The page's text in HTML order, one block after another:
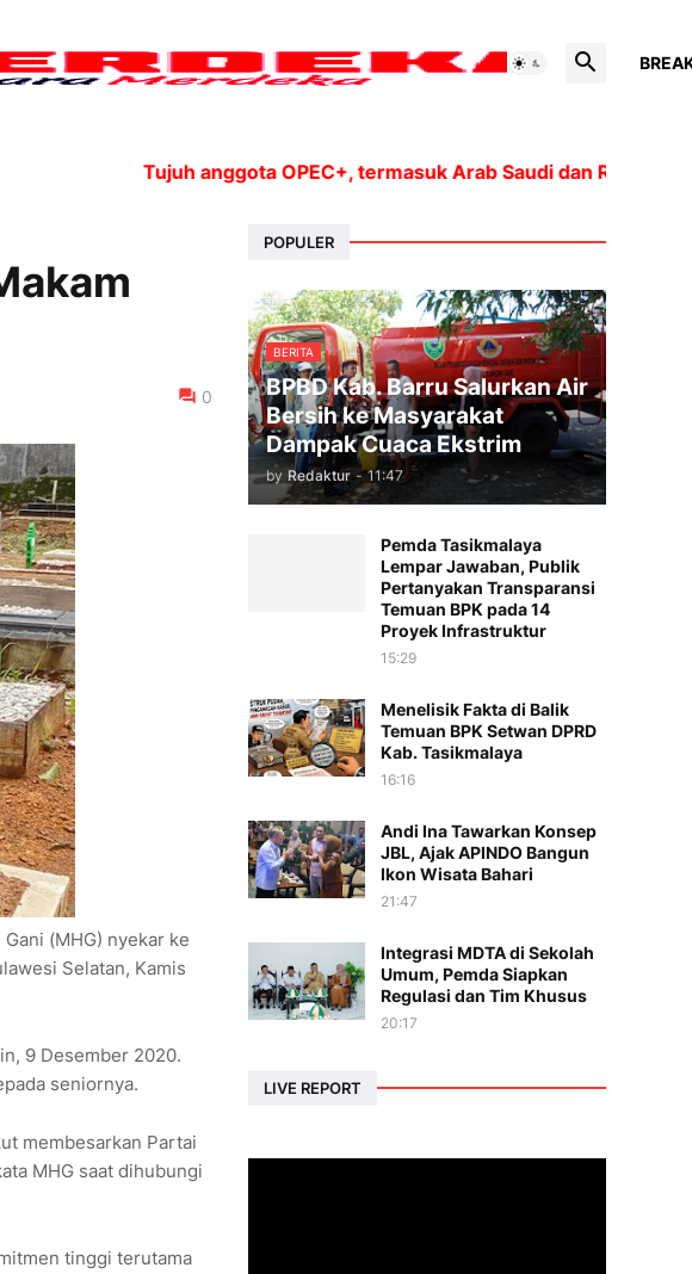
Tujuh anggota OPEC+, termasuk Arab Saudi dan Rusia,
0
(MHG) nyekar ke
Selatan, Kamis
9 Desember 2020.
seniornya.
membesarkan Partai
MHG saat dihubungi
tinggi terutama
POPULER
BERITA
BPBD Kab. Barru Salurkan Air
Bersih ke Masyarakat
Dampak Cuaca Ekstrim
by Redaktur - 11:47
Pemda Tasikmalaya
Lempar Jawaban, Publik
Pertanyakan Transparansi
Temuan BPK pada 14
Proyek Infrastruktur
15:29
Menelisik Fakta di Balik
Temuan BPK Setwan DPRD
Kab. Tasikmalaya
16:16
Andi Ina Tawarkan Konsep
JBL, Ajak APINDO Bangun
Ikon Wisata Bahari
21:47
Integrasi MDTA di Sekolah
Umum, Pemda Siapkan
Regulasi dan Tim Khusus
20:17
LIVE REPORT